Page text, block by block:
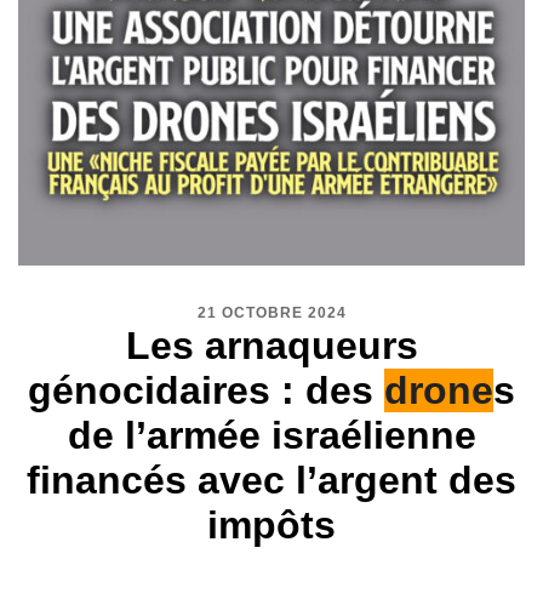
21 OCTOBRE 2024
Les arnaqueurs
génocidaires : des drones
de l’armée israélienne
financés avec l’argent des
impôts